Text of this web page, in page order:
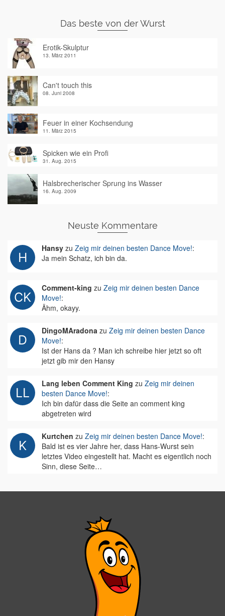
Das beste von der Wurst
Erotik-Skulptur
13. März 2011
Can't touch this
08. Juni 2008
Feuer in einer Kochsendung
11. März 2015
Spicken wie ein Profi
31. Aug. 2015
Halsbrecherischer Sprung ins Wasser
16. Aug. 2009
Neuste Kommentare
Hansy zu Zeig mir deinen besten Dance Move!:
Ja mein Schatz, ich bin da.
Comment-king zu Zeig mir deinen besten Dance
Move!:
Ähm, okayy.
DingoMAradona zu Zeig mir deinen besten Dance
Move!:
Ist der Hans da ? Man ich schreibe hier jetzt so oft
jetzt gib mir den Hansy
Lang leben Comment King zu Zeig mir deinen
besten Dance Move!:
Ich bin dafür dass die Seite an comment king
abgetreten wird
Kurtchen zu Zeig mir deinen besten Dance Move!:
Bald ist es vier Jahre her, dass Hans-Wurst sein
letztes Video eingestellt hat. Macht es eigentlich noch
Sinn, diese Seite…